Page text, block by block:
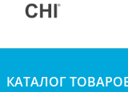
КАТАЛОГ